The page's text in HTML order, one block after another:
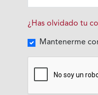
¿Has olvidado tu
Mantenerme